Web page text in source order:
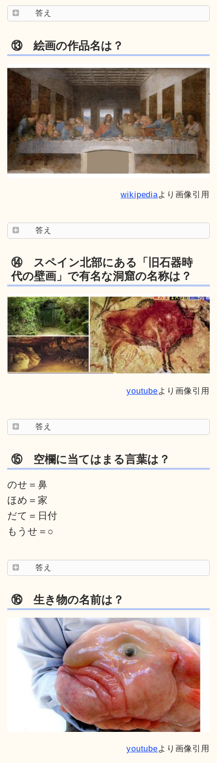
答え
⑬ 絵画の作品名は？
wikipediaより画像引用
答え
⑭ スペイン北部にある「旧石器時
代の壁画」で有名な洞窟の名称は？
youtubeより画像引用
答え
⑮ 空欄に当てはまる言葉は？
のせ＝鼻
ほめ＝家
だて＝日付
もうせ＝○
答え
⑯ 生き物の名前は？
youtubeより画像引用